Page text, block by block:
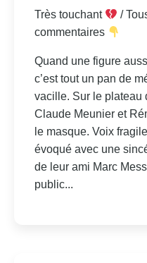
Très touchant
/
commentaires
Quand une figure
c’est tout un pan de
vacille. Sur le plateau
Claude Meunier et
le masque. Voix
évoqué avec une
de leur ami Marc
public...